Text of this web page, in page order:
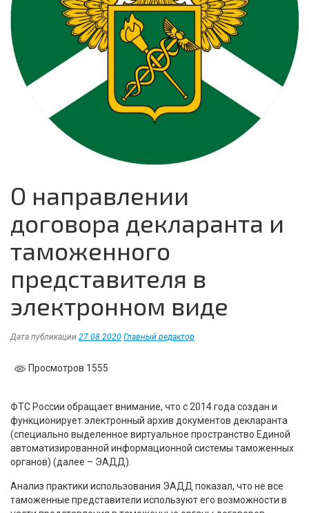
О направлении
договора декларанта и
таможенного
представителя в
электронном виде
Дата публикации 27.08.2020 Главный редактор
Просмотров 1555
ФТС России обращает внимание, что с 2014 года создан и
функционирует электронный архив документов декларанта
(специально выделенное виртуальное пространство Единой
автоматизированной информационной системы таможенных
органов) (далее – ЭАДД).
Анализ практики использования ЭАДД показал, что не все
таможенные представители используют его возможности в